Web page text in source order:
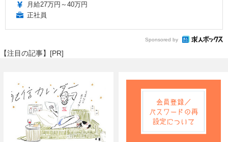
月給27万円～40万円
正社員
Sponsored by
【注目の記事】[PR]